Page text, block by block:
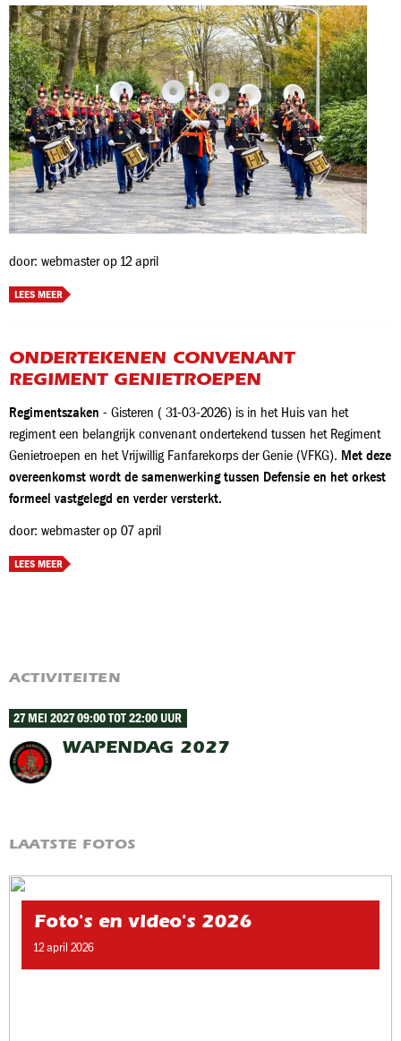
door: webmaster op 12 april
LEES MEER
ONDERTEKENEN CONVENANT
REGIMENT GENIETROEPEN
Regimentszaken - Gisteren ( 31-03-2026) is in het Huis van het
regiment een belangrijk convenant ondertekend tussen het Regiment
Genietroepen en het Vrijwillig Fanfarekorps der Genie (VFKG). Met deze
overeenkomst wordt de samenwerking tussen Defensie en het orkest
formeel vastgelegd en verder versterkt.
door: webmaster op 07 april
LEES MEER
ACTIVITEITEN
WAPENDAG 2027
27 MEI 2027 09:00 TOT 22:00 UUR
LAATSTE FOTOS
Foto's en video's 2026
12 april 2026